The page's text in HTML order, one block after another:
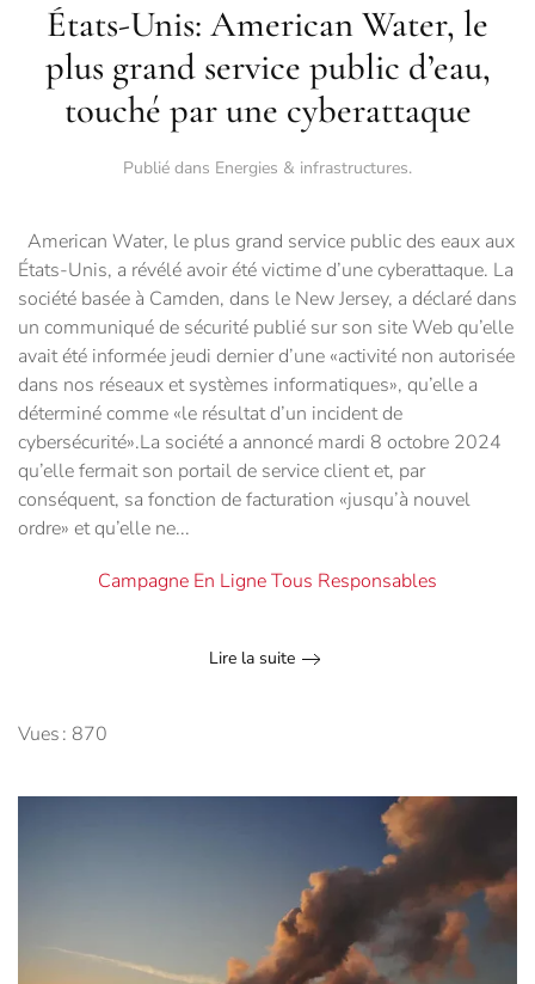
États-Unis: American Water, le
plus grand service public d’eau,
touché par une cyberattaque
Publié dans Energies & infrastructures.
American Water, le plus grand service public des eaux aux
États-Unis, a révélé avoir été victime d’une cyberattaque. La
société basée à Camden, dans le New Jersey, a déclaré dans
un communiqué de sécurité publié sur son site Web qu’elle
avait été informée jeudi dernier d’une «activité non autorisée
dans nos réseaux et systèmes informatiques», qu’elle a
déterminé comme «le résultat d’un incident de
cybersécurité».La société a annoncé mardi 8 octobre 2024
qu’elle fermait son portail de service client et, par
conséquent, sa fonction de facturation «jusqu’à nouvel
ordre» et qu’elle ne...
Campagne En Ligne Tous Responsables
Lire la suite
Vues : 870